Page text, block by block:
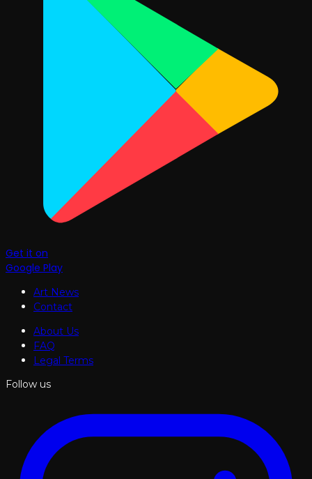
Get it on
Google Play
Art News
Contact
About Us
FAQ
Legal Terms
Follow us